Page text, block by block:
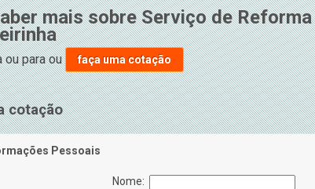
mais sobre Serviço de
ou paraou faça uma cotação
cotação
Pessoais
Nome: